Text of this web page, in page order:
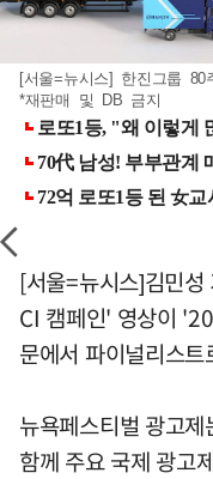
[서울=뉴시스] 한진그룹
*재판매 및 DB 금지
[서울=뉴시스]김민
CI 캠페인' 영상이
문에서 파이널리스
뉴욕페스티벌 광고
함께 주요 국제 광고